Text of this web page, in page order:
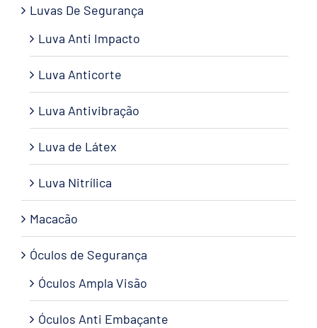
Luvas De Segurança
Luva Anti Impacto
Luva Anticorte
Luva Antivibração
Luva de Látex
Luva Nitrílica
Macacão
Óculos de Segurança
Óculos Ampla Visão
Óculos Anti Embaçante